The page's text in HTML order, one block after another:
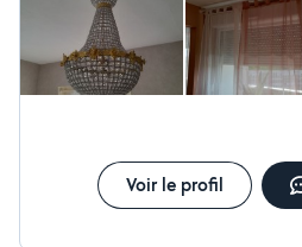
Voir le profil